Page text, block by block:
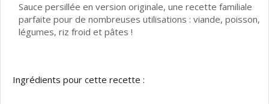
Sauce persillée en version originale, une recette familiale
parfaite pour de nombreuses utilisations : viande, poisson,
légumes, riz froid et pâtes !
Ingrédients pour cette recette :